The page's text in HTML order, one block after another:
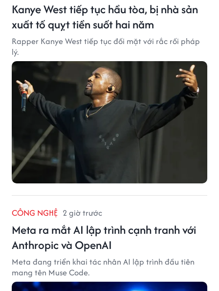
Kanye West tiếp tục hầu tòa, bị nhà sản
xuất tố quỵt tiền suốt hai năm
Rapper Kanye West tiếp tục đối mặt với rắc rối pháp
lý.
CÔNG NGHỆ 2 giờ trước
Meta ra mắt AI lập trình cạnh tranh với
Anthropic và OpenAI
Meta đang triển khai tác nhân AI lập trình đầu tiên
mang tên Muse Code.